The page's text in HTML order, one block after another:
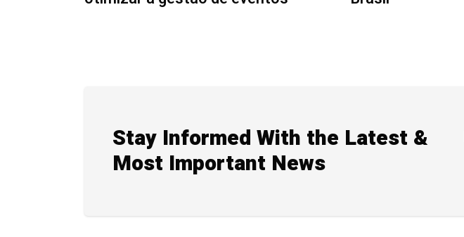
Stay Informed With the Latest &
Most Important News